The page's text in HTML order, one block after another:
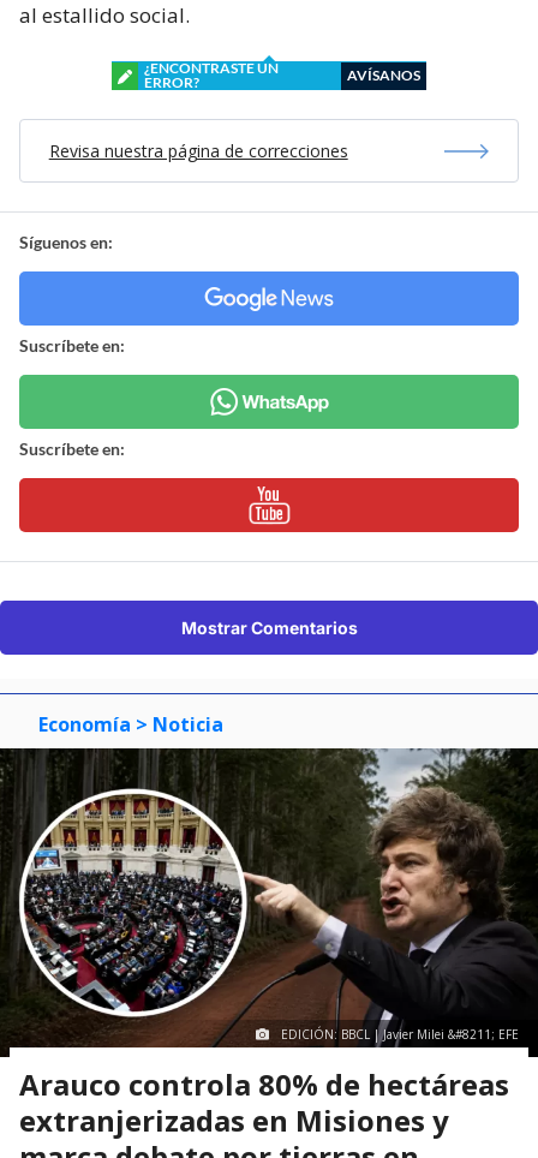
al estallido social.
¿ENCONTRASTE UN
ERROR?
AVÍSANOS
Revisa nuestra página de correcciones
Síguenos en:
Suscríbete en:
Suscríbete en:
Mostrar Comentarios
Economía > Noticia
EDICIÓN: BBCL | Javier Milei &#8211; EFE
Arauco controla 80% de hectáreas
extranjerizadas en Misiones y